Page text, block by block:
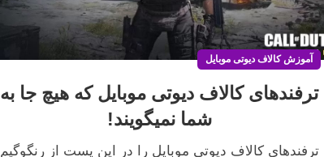
آموزش کالاف دیوتی موبایل
ترفندهای کالاف دیوتی موبایل که هیچ جا به
شما نمیگویند!
ترفندهای کالاف دیوتی موبایل را در این پست از رنگوگیم